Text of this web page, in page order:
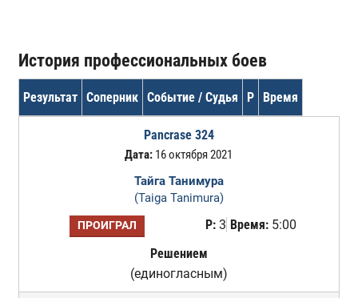
История профессиональных боев
Результат Соперник Событие / Судья Р Время
Pancrase 324
Дата: 16 октября 2021
Тайга Танимура
(Taiga Tanimura)
ПРОИГРАЛ Р:3 Время:5:00
Решением
(единогласным)